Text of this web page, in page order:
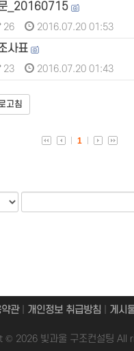
_20160715
26 2016.07.20 01:53
사표
23 2016.07.20 01:43
고침
1
관| 개인정보 취급방침 게시
© 2026 빛과울 구조컨설팅 All